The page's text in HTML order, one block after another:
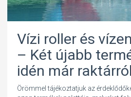
Vízi roller és
– Két újabb
idén már
Örömmel tájékoztatjuk az